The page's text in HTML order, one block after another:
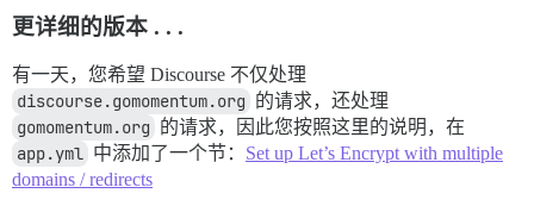
更详细的版本 . . .
有一天，您希望 Discourse 不仅处理
discourse.gomomentum.org 的请求，还处理
gomomentum.org 的请求，因此您按照这里的说明，在
app.yml 中添加了一个节： Set up Let’s Encrypt with multiple
domains / redirects